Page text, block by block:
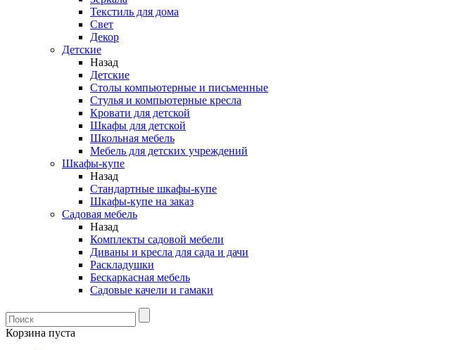
Текстиль для дома
Свет
Декор
Детские
Назад
Детские
Столы компьютерные и письменные
Стулья и компьютерные кресла
Кровати для детской
Шкафы для детской
Школьная мебель
Мебель для детских учреждений
Шкафы-купе
Назад
Стандартные шкафы-купе
Шкафы-купе на заказ
Садовая мебель
Назад
Комплекты садовой мебели
Диваны и кресла для сада и дачи
Раскладушки
Бескаркасная мебель
Садовые качели и гамаки
Корзина пуста